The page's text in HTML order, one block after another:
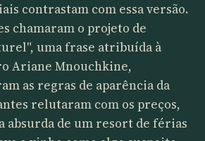
contrastam com essa versão.
chamaram o projeto de
uma frase atribuída à
Ariane Mnouchkine,
as regras de aparência da
relutaram com os preços,
absurda de um resort de férias